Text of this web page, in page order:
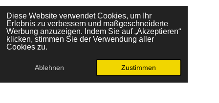
Diese Website verwendet Cookies, um Ihr
Erlebnis zu verbessern und maßgeschneiderte
Werbung anzuzeigen. Indem Sie auf „Akzeptieren“
klicken, stimmen Sie der Verwendung aller
Cookies zu.
Ablehnen Zustimmen
t
a
g
r
a
e
b
o
o
k
o
k
Impressum
Datenschutzerklärung
Allgemeine Geschäftsbedingungen (AGB)
Widerrufsbelehrung
Versand & Lieferung
© 2026 Tondora Studio
Webador